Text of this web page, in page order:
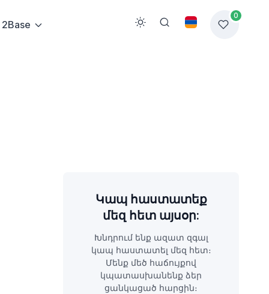
2Base
0
Կապ հաստատեք
մեզ հետ այսօր:
Խնդրում ենք ազատ զգալ
կապ հաստատել մեզ հետ։
Մենք մեծ հաճույքով
կպատասխանենք ձեր
ցանկացած հարցին։